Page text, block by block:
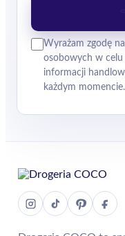
Wyrażam zgodę
osobowych w
informacji
każdym